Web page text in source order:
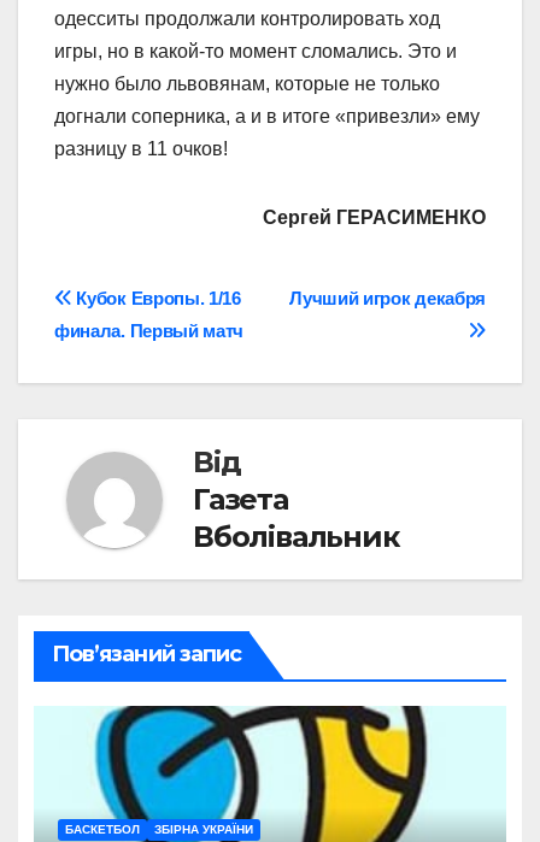
одесситы продолжали контролировать ход
игры, но в какой-то момент сломались. Это и
нужно было львовянам, которые не только
догнали соперника, а и в итоге «привезли» ему
разницу в 11 очков!
Сергей ГЕРАСИМЕНКО
Навігація
записів
Лучший игрок декабря
Кубок Европы. 1/16
финала. Первый матч
Від
Газета
Вболівальник
Пов’язаний запис
БАСКЕТБОЛ ЗБІРНА УКРАЇНИ